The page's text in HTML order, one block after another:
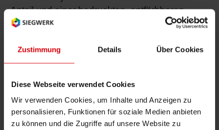
Zustimmung Details Über Cookies
Diese Webseite verwendet Cookies
Wir verwenden Cookies, um Inhalte und Anzeigen zu
personalisieren, Funktionen für soziale Medien anbieten
zu können und die Zugriffe auf unsere Website zu
Anteil und einer bedruckten, entfärbbaren
Schrumpfbanderole rund um den gesamten
recycelbar, können wiedergewonnen und für
die gleiche hochwertige Anwendung
Stefan Rüster, Verpackungsexperte bei
Beiersdorf, führt fort: „Wir verfolgen eine
ehrgeizige Nachhaltigkeitsagenda,